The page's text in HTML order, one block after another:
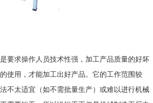
要求操作人员技术性强，加工产品质量的好坏
使用，才能加工出好产品。它的工作范围较
不太适宜（如不需批量生产）或难以进行机械